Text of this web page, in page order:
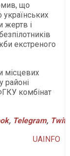
що
українських
жертв і
екстреного
місцевих
районі
комбінат
, Telegram,
UAINFO